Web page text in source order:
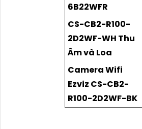
6B22WFR
CS-CB2-R100-
2D2WF-WH Thu
Âm và Loa
Camera Wifi
Ezviz CS-CB2-
R100-2D2WF-BK